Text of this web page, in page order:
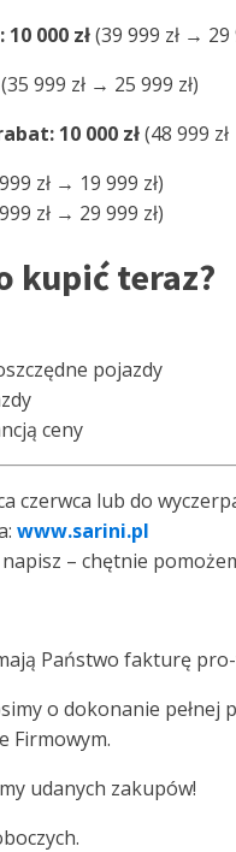
000 zł(39 999 zł → 29
(35 999 zł → 25 999 zł)
10 000 zł(48 999
zł → 19 999 zł)
zł → 29 999 zł)
kupić teraz?
pojazdy
ceny
czerwca lub do
www.sarini.pl
– chętnie
Państwo fakturę
o dokonanie pełnej
Firmowym.
udanych zakupów!